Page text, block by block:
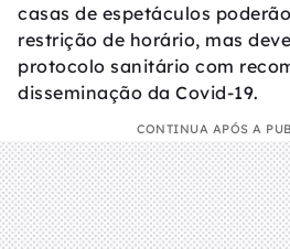
casas de espetáculos
restrição de horário, mas
protocolo sanitário com
disseminação da Covid-19.
CONTINUA APÓS A